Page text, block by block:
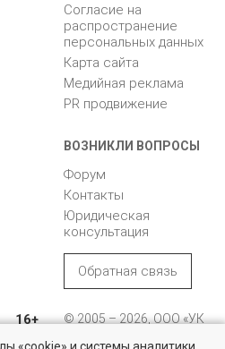
Согласие на
распространение
персональных данных
Карта сайта
Медийная реклама
PR продвижение
ВОЗНИКЛИ ВОПРОСЫ
Форум
Контакты
Юридическая
консультация
Обратная связь
16+
© 2005 – 2026, ООО «УК